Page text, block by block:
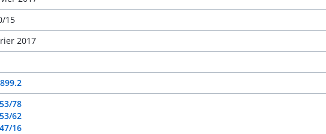
15
2017
78
62
16